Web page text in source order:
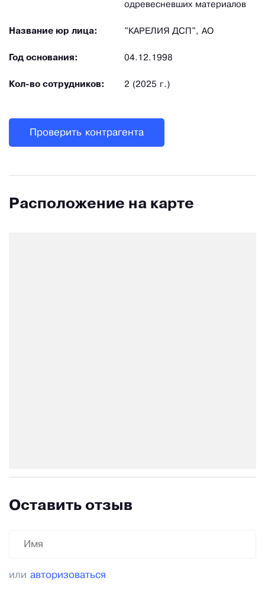
одревесневших материалов
Название юр лица: "КАРЕЛИЯ ДСП", АО
Год основания: 04.12.1998
Кол-во сотрудников: 2 (2025 г.)
Проверить контрагента
Расположение на карте
Оставить отзыв
или авторизоваться